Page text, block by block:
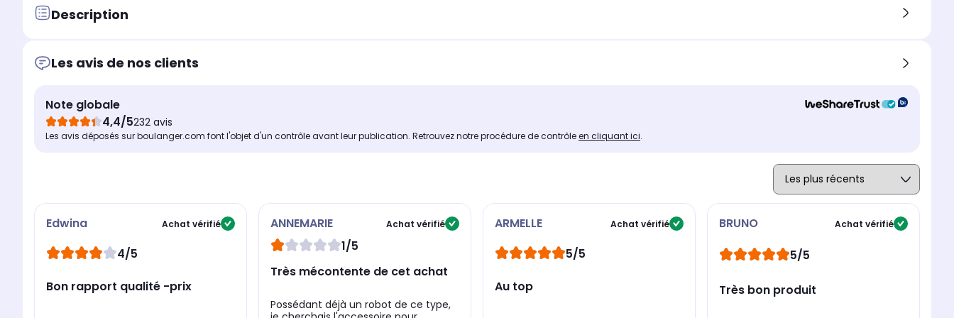
Description
Les avis de nos clients
Note globale
4,4/5232 avis
Les avis déposés sur boulanger.com font l'objet d'un contrôle avant leur publication. Retrouvez notre procédure de contrôleen cliquant ici.
Edwina Achat vérifié
4/5
Bon rapport qualité -prix
ANNEMARIE Achat vérifié
1/5
Très mécontente de cet achat
Possédant déjà un robot de ce type,
ARMELLE Achat vérifié
5/5
Au top
BRUNO Achat vérifié
5/5
Très bon produit